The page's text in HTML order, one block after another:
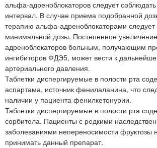
альфа-адреноблокаторов следует
интервал. В случае приема подобранной
терапию альфа-адреноблокаторами следует
минимальной дозы. Постепенное
адреноблокаторов больным, получающим
ингибиторов ФДЭ5, может вести к
артериального давления.
Таблетки диспергируемые в полости рта
аспартама, источник фенилаланина, что
наличии у пациента фенилкетонурии.
Таблетки диспергируемые в полости рта
сорбитола. Пациенты с редкими
заболеваниями непереносимости фруктозы
принимать данный препарат.